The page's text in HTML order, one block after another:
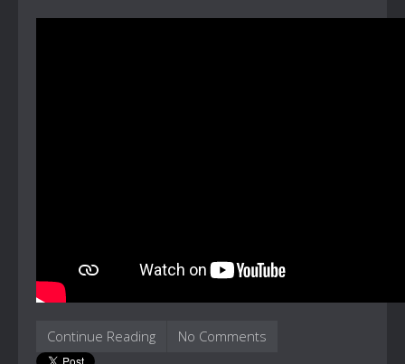
Continue Reading No Comments